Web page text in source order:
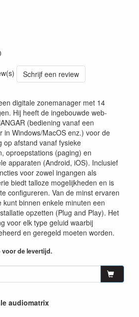
Schrijf een review
digitale zonemanager met 14
Hij heeft de ingebouwde web-
(bediening vanaf een
in Windows/MacOS enz.) voor de
op afstand vanaf fysieke
oproepstations (paging) en
apparaten (Android, iOS). Inclusief
voor zowel ingangen als
biedt talloze mogelijkheden en is
configureren. Van de minst ervaren
binnen enkele minuten een
opzetten (Plug and Play). Het
voor elk type geluid waarbij
en geregeld moeten worden.
voor de levertijd.
audiomatrix